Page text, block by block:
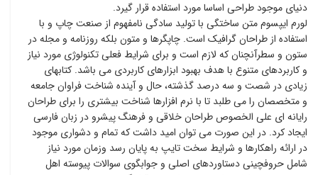
دنیای موجود طراحی اساسا مورد استفاده قرار گیرد.
لورم ایپسوم متن ساختگی با تولید سادگی نامفهوم از صنعت چاپ و با
استفاده از طراحان گرافیک است. چاپگرها و متون بلکه روزنامه و مجله در
ستون و سطرآنچنان که لازم است و برای شرایط فعلی تکنولوژی مورد نیاز
و کاربردهای متنوع با هدف بهبود ابزارهای کاربردی می باشد. کتابهای
زیادی در شصت و سه درصد گذشته، حال و آینده شناخت فراوان جامعه
و متخصصان را می طلبد تا با نرم افزارها شناخت بیشتری را برای طراحان
رایانه ای علی الخصوص طراحان خلاقی و فرهنگ پیشرو در زبان فارسی
ایجاد کرد. در این صورت می توان امید داشت که تمام و دشواری موجود
در ارائه راهکارها و شرایط سخت تایپ به پایان رسد وزمان مورد نیاز
شامل حروفچینی دستاوردهای اصلی و جوابگوی سوالات پیوسته اهل